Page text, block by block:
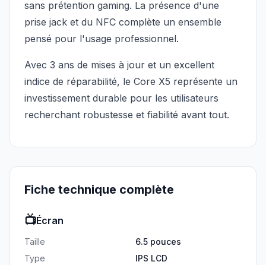
sans prétention gaming. La présence d'une
prise jack et du NFC complète un ensemble
pensé pour l'usage professionnel.
Avec 3 ans de mises à jour et un excellent
indice de réparabilité, le Core X5 représente un
investissement durable pour les utilisateurs
recherchant robustesse et fiabilité avant tout.
Fiche technique complète
📺Écran
Taille
6.5 pouces
Type
IPS LCD